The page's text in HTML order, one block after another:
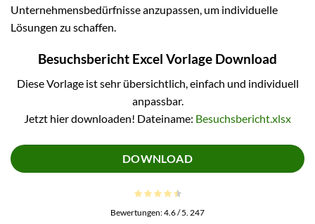
Unternehmensbedürfnisse anzupassen, um individuelle
Lösungen zu schaffen.
Besuchsbericht Excel Vorlage Download
Diese Vorlage ist sehr übersichtlich, einfach und individuell
anpassbar.
Jetzt hier downloaden! Dateiname: Besuchsbericht.xlsx
DOWNLOAD
Bewertungen:4.6/ 5. 247